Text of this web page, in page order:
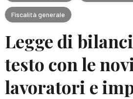
Fiscalità generale
Legge di
testo con le
lavoratori e